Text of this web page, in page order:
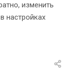
изменить
настройках